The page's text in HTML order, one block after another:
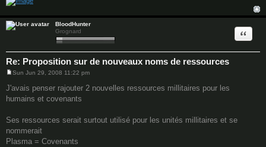
BloodHunter
Grognard
Re: Proposition sur de nouveaux noms de ressources
Quote
o
s
t
Sun Jun 29, 2008 11:22 pm
J'avais penser rajouter 2 nouvelles ressources millitaires pour les
humains et covenants
Ses ressources serait surtout utilisé pour les unités millitaires et se
nommerait
Plasma = Covenants